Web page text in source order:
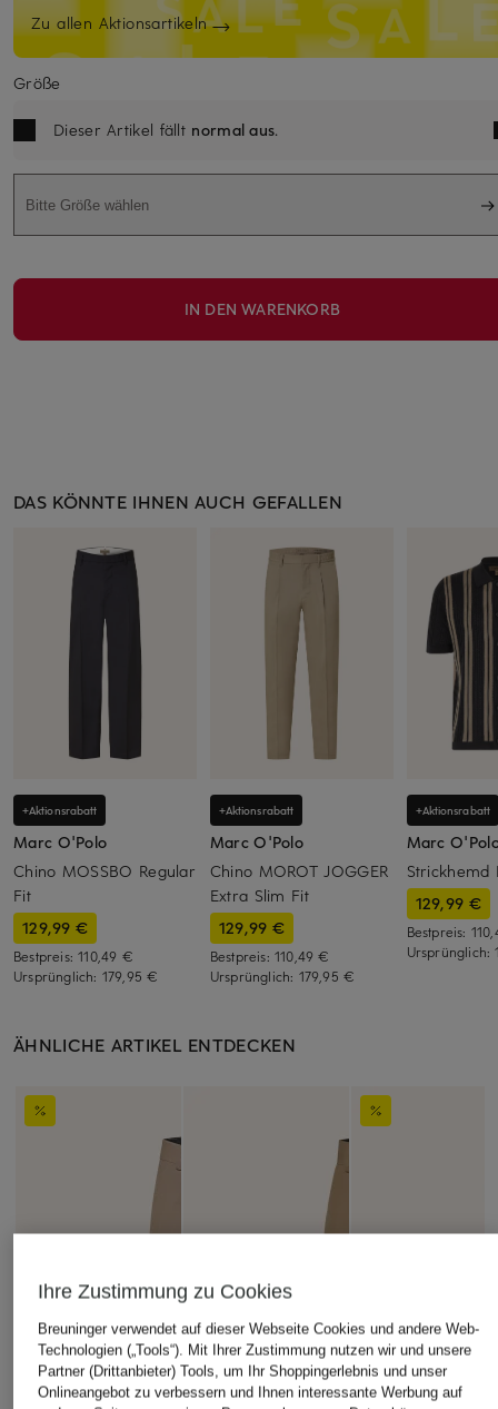
Zu allen Aktionsartikeln
Größe
Dieser Artikel fällt normal aus.
Bitte Größe wählen
IN DEN WARENKORB
DAS KÖNNTE IHNEN AUCH GEFALLEN
+Aktionsrabatt
Marc O'Polo
Chino MOSSBO Regular
Fit
129,99 €
Bestpreis:110,49 €
Ursprünglich: 179,95 €
+Aktionsrabatt
Marc O'Polo
Chino MOROT JOGGER
Extra Slim Fit
129,99 €
Bestpreis: 110,49 €
Ursprünglich: 179,95 €
+Aktionsrabatt
Marc
Strickhemd
129,99 €
Bestpreis:
Ursprünglich:
ÄHNLICHE ARTIKEL ENTDECKEN
Ihre Zustimmung zu Cookies
Breuninger verwendet auf dieser Webseite Cookies und andere Web-
Technologien („Tools“). Mit Ihrer Zustimmung nutzen wir und unsere
Partner (Drittanbieter) Tools, um Ihr Shoppingerlebnis und unser
Onlineangebot zu verbessern und Ihnen interessante Werbung auf